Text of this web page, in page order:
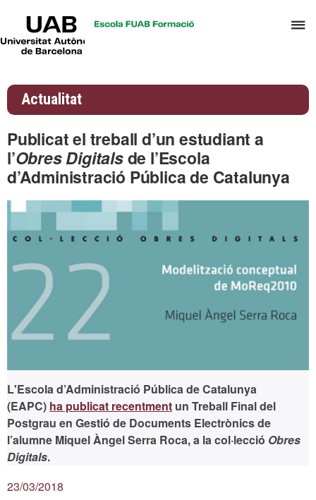
el
Universitat
Actualitat
Publicat el treball d’un estudiant a
l’Obres Digitalsde l’Escola
d’Administració Pública de Catalunya
L'Escola d’Administració Pública de Catalunya
(EAPC) ha publicat recentment un Treball Final del
Postgrau en Gestió de Documents Electrònics de
l’alumne Miquel Àngel Serra Roca, a la col·lecció Obres
Digitals.
23/03/2018